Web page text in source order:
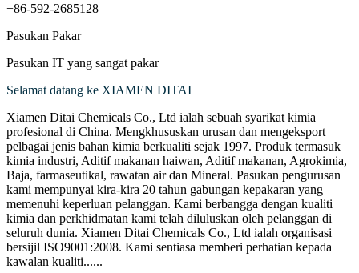
+86-592-2685128
Pasukan Pakar
Pasukan IT yang sangat pakar
Selamat datang ke XIAMEN DITAI
Xiamen Ditai Chemicals Co., Ltd ialah sebuah syarikat kimia
profesional di China. Mengkhususkan urusan dan mengeksport
pelbagai jenis bahan kimia berkualiti sejak 1997. Produk termasuk
kimia industri, Aditif makanan haiwan, Aditif makanan, Agrokimia,
Baja, farmaseutikal, rawatan air dan Mineral. Pasukan pengurusan
kami mempunyai kira-kira 20 tahun gabungan kepakaran yang
memenuhi keperluan pelanggan. Kami berbangga dengan kualiti
kimia dan perkhidmatan kami telah diluluskan oleh pelanggan di
seluruh dunia. Xiamen Ditai Chemicals Co., Ltd ialah organisasi
bersijil ISO9001:2008. Kami sentiasa memberi perhatian kepada
kawalan kualiti......